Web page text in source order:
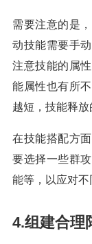
需要注意的是
动技能需要手
注意技能的属
能属性也有所
越短，技能释放
在技能搭配方
要选择一些群
能等，以应对不
4.组建合理